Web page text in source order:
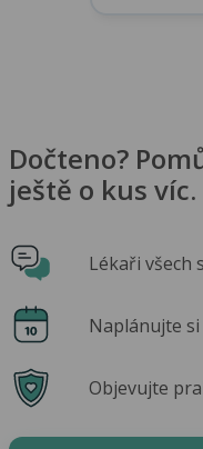
Dočteno?
ještě o kus víc.
Lékaři všech
Naplánujte
Objevujte